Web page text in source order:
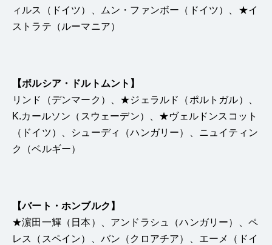
ィルス（ドイツ）、ムン・ファンボー（ドイツ）、★イ
ストラテ（ルーマニア）
【ボルシア・ドルトムント】
リンド（デンマーク）、★ジェラルド（ポルトガル）、
K.カールソン（スウェーデン）、★ヴェルドンスコット
（ドイツ）、シューディ（ハンガリー）、ニュイティン
ク（ベルギー）
【バート・ホンブルク】
★濵田一輝（日本）、アンドラシュ（ハンガリー）、ペ
レス（スペイン）、バン（クロアチア）、エーメ（ドイ